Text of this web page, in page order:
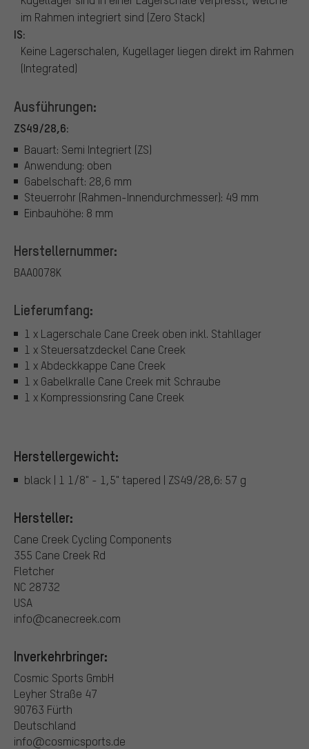
im Rahmen integriert sind (Zero Stack)
IS:
Keine Lagerschalen, Kugellager liegen direkt im Rahmen
(Integrated)
Ausführungen:
ZS49/28,6:
Bauart: Semi Integriert (ZS)
Anwendung: oben
Gabelschaft: 28,6 mm
Steuerrohr (Rahmen-Innendurchmesser): 49 mm
Einbauhöhe: 8 mm
Herstellernummer:
BAA0078K
Lieferumfang:
1 x Lagerschale Cane Creek oben inkl. Stahllager
1 x Steuersatzdeckel Cane Creek
1 x Abdeckkappe Cane Creek
1 x Gabelkralle Cane Creek mit Schraube
1 x Kompressionsring Cane Creek
Herstellergewicht:
black | 1 1/8" - 1,5" tapered | ZS49/28,6: 57 g
Hersteller:
Cane Creek Cycling Components
355 Cane Creek Rd
Fletcher
NC 28732
USA
info@canecreek.com
Inverkehrbringer:
Cosmic Sports GmbH
Leyher Straße 47
90763 Fürth
Deutschland
info@cosmicsports.de